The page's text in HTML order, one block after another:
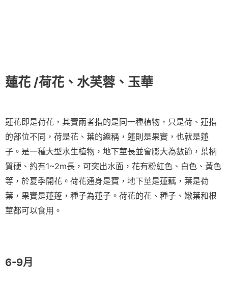
蓮花 /荷花、水芙蓉、玉華
蓮花即是荷花，其實兩者指的是同一種植物，只是荷、蓮指
的部位不同，荷是花、葉的總稱，蓮則是果實，也就是蓮
子。是一種大型水生植物，地下莖長並會膨大為數節，葉柄
質硬、約有1~2m長，可突出水面，花有粉紅色、白色、黃色
等，於夏季開花。荷花通身是寶，地下莖是蓮藕，葉是荷
葉，果實是蓮蓬，種子為蓮子。荷花的花、種子、嫩葉和根
莖都可以食用。
6-9月